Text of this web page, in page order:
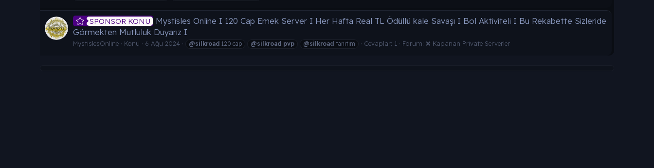
SPONSOR KONU
Mystisles Online I 120 Cap Emek Server I Her Hafta Real TL Ödüllü kale Savaşı I Bol Aktiviteli I Bu Rekabette Sizleride
Görmekten Mutluluk Duyarız I
MystislesOnline Konu 6 Ağu 2024 @silkroad 120 cap @silkroad pvp @silkroad tanıtım Cevaplar: 1 Forum: ❌ Kapanan Private Serverler